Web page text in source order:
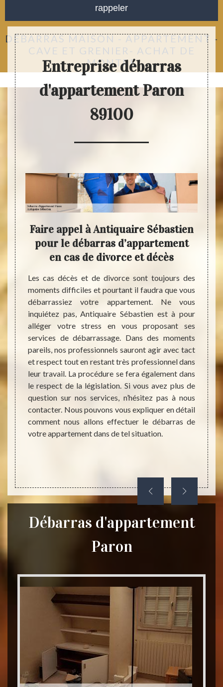
DÉBARRAS MAISON - APPARTEMENT -
CAVE ET GRENIER- ACHAT DE
MONTRE
Entreprise débarras
d'appartement Paron
89100
à
de
vos
est
la
de
des
de
fait
de
Faire appel à Antiquaire Sébastien
pour le débarras d’appartement
en cas de divorce et décès
Les cas décès et de divorce sont toujours des
moments difficiles et pourtant il faudra que vous
débarrassiez votre appartement. Ne vous
inquiétez pas, Antiquaire Sébastien est à pour
alléger votre stress en vous proposant ses
services de débarrassage. Dans des moments
pareils, nos professionnels sauront agir avec tact
et respect tout en restant très professionnel dans
leur travail. La procédure se fera également dans
le respect de la législation. Si vous avez plus de
question sur nos services, n’hésitez pas à nous
contacter. Nous pouvons vous expliquer en détail
comment nous allons effectuer le débarras de
votre appartement dans de tel situation.
?
à
ou
mais
de
que
de
nous
Débarras d'appartement
Paron